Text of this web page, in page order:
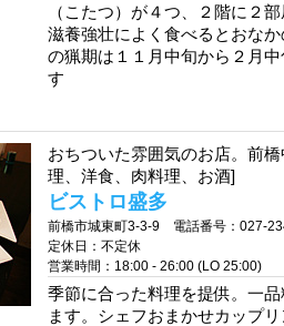
（こたつ）が４つ、２階に２
滋養強壮によく食べるとおな
の猟期は１１月中旬から２月
す
おちついた雰囲気のお店。前
理、洋食、肉料理、お酒]
ビストロ盛多
前橋市城東町3-3-9 電話番号：027-
定休日：不定休
営業時間：18:00 - 26:00 (LO 25:00)
季節に合った料理を提供。一
ます。シェフおまかせカップ